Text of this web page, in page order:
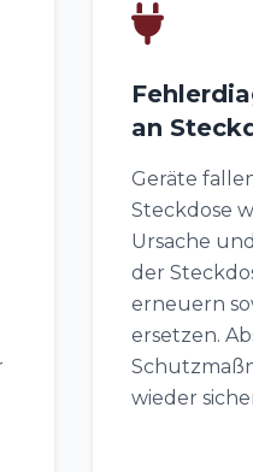
an
Geräte
Steckdose
Ursache
der
erneuern
ersetzen.
wieder